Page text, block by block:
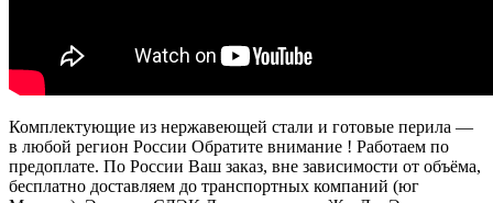
Комплектующие из нержавеющей стали и готовые перила —
в любой регион России Обратите внимание ! Работаем по
предоплате. По России Ваш заказ, вне зависимости от объёма,
бесплатно доставляем до транспортных компаний (юг